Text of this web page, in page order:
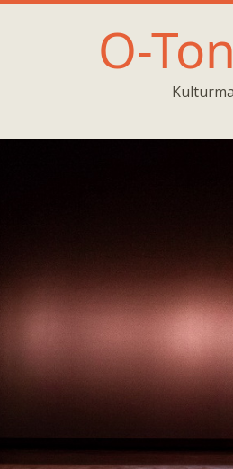
O-Ton